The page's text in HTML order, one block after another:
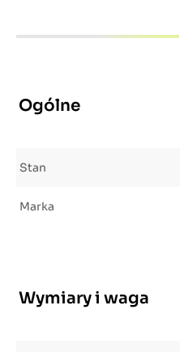
Ogólne
Stan
Marka
Wymiary i waga